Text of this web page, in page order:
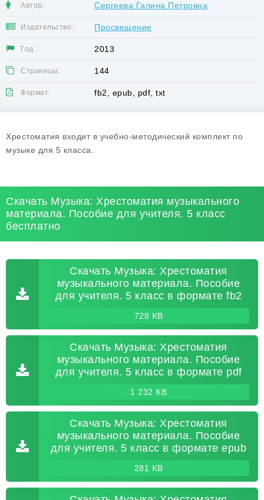
Автор: Сергеева Галина Петровна
Издательство:: Просвещение
Год: 2013
Страницы: 144
Формат: fb2, epub, pdf, txt
Хрестоматия входит в учебно-методический комплект по
музыке для 5 класса.
Скачать Музыка: Хрестоматия музыкального
материала. Пособие для учителя. 5 класс
бесплатно
Скачать Музыка: Хрестоматия
музыкального материала. Пособие
для учителя. 5 класс в формате fb2
728 KB
Скачать Музыка: Хрестоматия
музыкального материала. Пособие
для учителя. 5 класс в формате pdf
1 232 KB
Скачать Музыка: Хрестоматия
музыкального материала. Пособие
для учителя. 5 класс в формате epub
281 KB